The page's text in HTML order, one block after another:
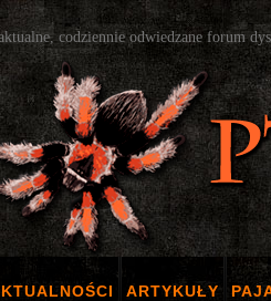
codziennie odwiedzane forum
ARTYKUŁY